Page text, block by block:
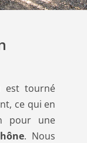
est tourné
ce qui en
pour une
. Nous